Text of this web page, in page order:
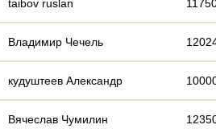
taibov ruslan
Владимир Чечель
кудуштеев Александр
Вячеслав Чумилин